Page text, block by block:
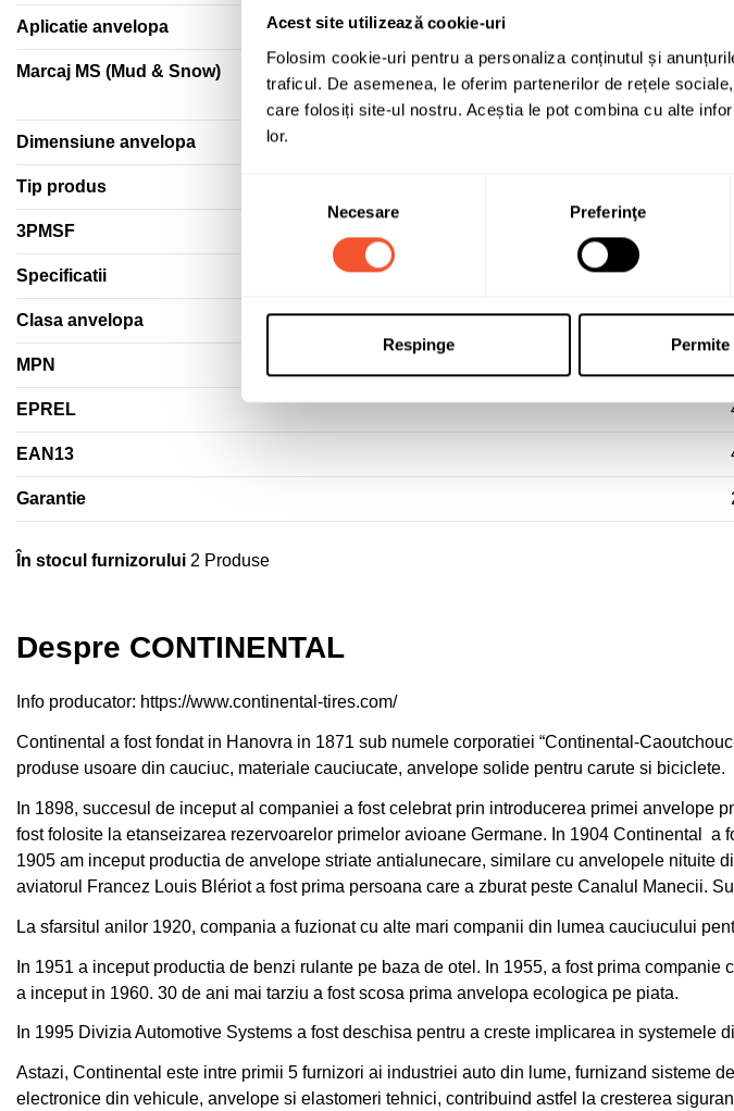
Acest site utilizează cookie-uri
Folosim cookie-uri pentru a personaliza conținutul și
traficul. De asemenea, le oferim partenerilor de rețele
care folosiți site-ul nostru. Aceștia le pot combina cu alte
lor.
consimțământului
Necesare Preferinţe
Respinge Permite
Aplicatie anvelopa
Marcaj MS (Mud & Snow)
Dimensiune anvelopa
Tip produs
3PMSF
Specificatii
Clasa anvelopa
MPN
EPREL
EAN13
Garantie
În stocul furnizorului 2 Produse
Despre CONTINENTAL
Info producator: https://www.continental-tires.com/
Continental a fost fondat in Hanovra in 1871 sub numele corporatiei “Continental-
produse usoare din cauciuc, materiale cauciucate, anvelope solide pentru carute si biciclete.
In 1898, succesul de inceput al companiei a fost celebrat prin introducerea primei
fost folosite la etanseizarea rezervoarelor primelor avioane Germane. In 1904 Continental
a
1905 am inceput productia de anvelope striate antialunecare, similare cu anvelopele nituite
aviatorul Francez Louis Blériot a fost prima persoana care a zburat peste Canalul Manecii.
La sfarsitul anilor 1920, compania a fuzionat cu alte mari companii din lumea cauciucului
In 1951 a inceput productia de benzi rulante pe baza de otel. In 1955, a fost prima
a inceput in 1960. 30 de ani mai tarziu a fost scosa prima anvelopa ecologica pe piata.
In 1995 Divizia Automotive Systems a fost deschisa pentru a creste implicarea in
Astazi, Continental este intre primii 5 furnizori ai industriei auto din lume, furnizand sisteme
electronice din vehicule, anvelope si elastomeri tehnici, contribuind astfel la cresterea